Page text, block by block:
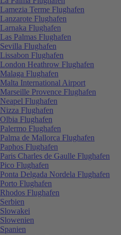
Lamezia Terme Flughafen
Lanzarote Flughafen
Larnaka Flughafen
Las Palmas Flughafen
Sevilla Flughafen
Lissabon Flughafen
London Heathrow Flughafen
Malaga Flughafen
Malta International Airport
Marseille Provence Flughafen
Neapel Flughafen
Nizza Flughafen
Olbia Flughafen
Palermo Flughafen
Palma de Mallorca Flughafen
Paphos Flughafen
Paris Charles de Gaulle Flughafen
Pico Flughafen
Ponta Delgada Nordela Flughafen
Porto Flughafen
Rhodos Flughafen
Serbien
Slowakei
Slowenien
Spanien